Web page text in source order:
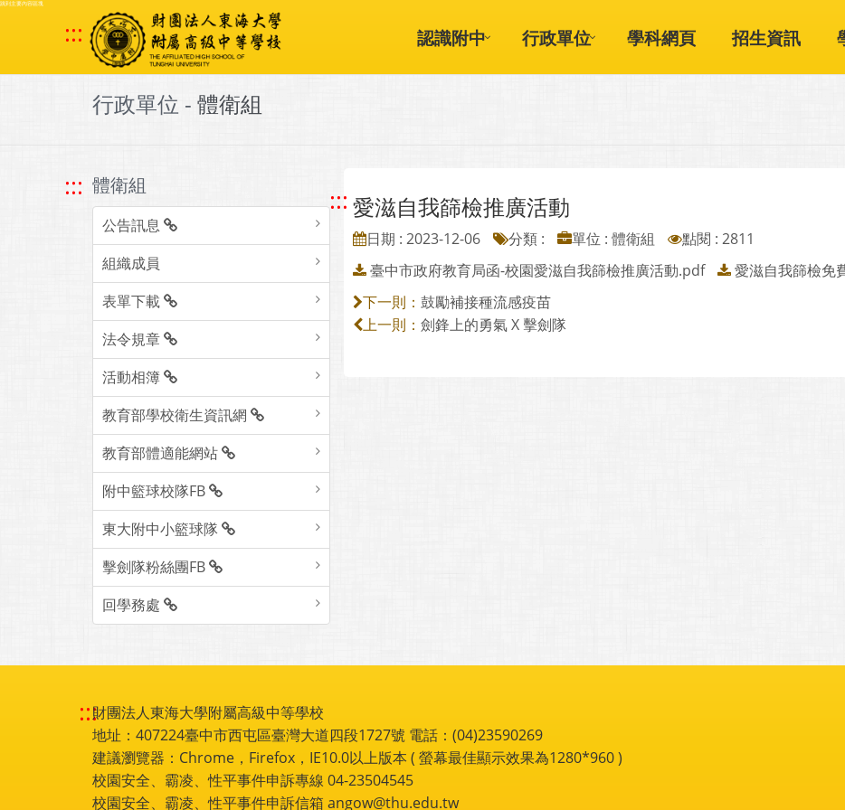
跳到主要內容區塊
::: 認識附中 行政單位 學科網頁 招生資訊
行政單位 - 體衛組
::: 體衛組
公告訊息
組織成員
表單下載
法令規章
活動相簿
教育部學校衛生資訊網
教育部體適能網站
附中籃球校隊FB
東大附中小籃球隊
擊劍隊粉絲團FB
回學務處
::: 愛滋自我篩檢推廣活動
日期 : 2023-12-06 分類 : 單位 : 體衛組
點閱 : 2811
臺中市政府教育局函-校園愛滋自我篩檢推廣活動.pdf
愛滋自我篩檢免
下一則： 鼓勵補接種流感疫苗
上一則： 劍鋒上的勇氣 X 擊劍隊
:::財團法人東海大學附屬高級中等學校
地址：407224臺中市西屯區臺灣大道四段1727號 電話：(04)23590269
建議瀏覽器：Chrome，Firefox，IE10.0以上版本 ( 螢幕最佳顯示效果為1280*960 )
校園安全、霸凌、性平事件申訴專線 04-23504545
校園安全、霸凌、性平事件申訴信箱 angow@thu.edu.tw